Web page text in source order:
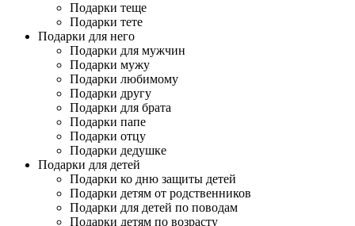
Подарки теще
Подарки тете
Подарки для него
Подарки для мужчин
Подарки мужу
Подарки любимому
Подарки другу
Подарки для брата
Подарки папе
Подарки отцу
Подарки дедушке
Подарки для детей
Подарки ко дню защиты детей
Подарки детям от родственников
Подарки для детей по поводам
Подарки детям по возрасту